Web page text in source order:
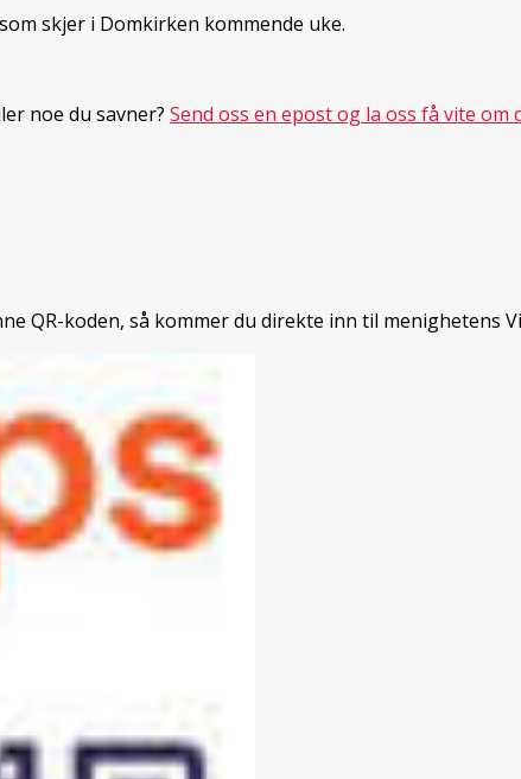
skjer i Domkirken kommende uke.
noe du savner? Send oss en epost og la oss få vite om
QR-koden, så kommer du direkte inn til menighetens